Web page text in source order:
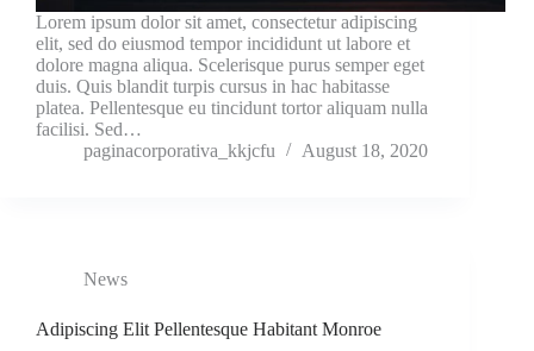
Lorem ipsum dolor sit amet, consectetur adipiscing
elit, sed do eiusmod tempor incididunt ut labore et
dolore magna aliqua. Scelerisque purus semper eget
duis. Quis blandit turpis cursus in hac habitasse
platea. Pellentesque eu tincidunt tortor aliquam nulla
facilisi. Sed…
paginacorporativa_kkjcfu
August 18, 2020
News
Adipiscing Elit Pellentesque Habitant Monroe